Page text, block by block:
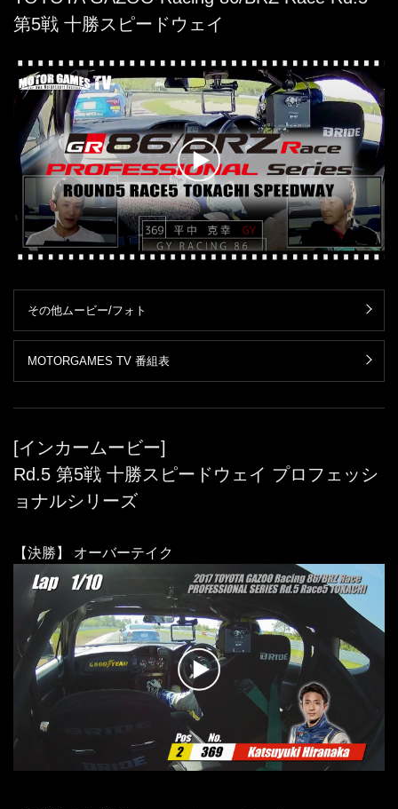
第5戦 十勝スピードウェイ
その他ムービー/フォト
MOTORGAMES TV 番組表
[インカームービー]
Rd.5 第5戦 十勝スピードウェイ プロフェッシ
ョナルシリーズ
【決勝】 オーバーテイク